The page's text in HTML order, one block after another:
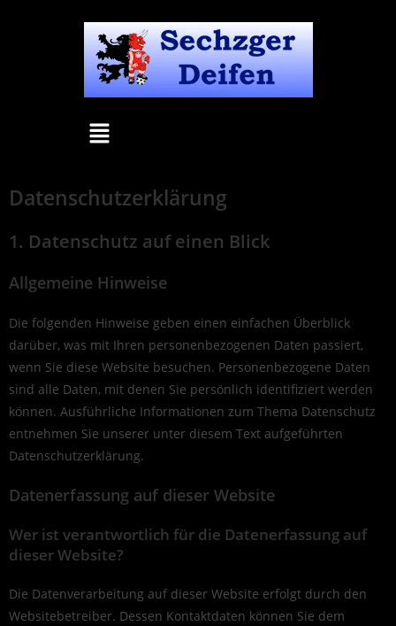
Datenschutz­erklärung
1. Datenschutz auf einen Blick
Allgemeine Hinweise
Die folgenden Hinweise geben einen einfachen Überblick
darüber, was mit Ihren personenbezogenen Daten passiert,
wenn Sie diese Website besuchen. Personenbezogene Daten
sind alle Daten, mit denen Sie persönlich identifiziert werden
können. Ausführliche Informationen zum Thema Datenschutz
entnehmen Sie unserer unter diesem Text aufgeführten
Datenschutzerklärung.
Datenerfassung auf dieser Website
Wer ist verantwortlich für die Datenerfassung auf
dieser Website?
Die Datenverarbeitung auf dieser Website erfolgt durch den
Websitebetreiber. Dessen Kontaktdaten können Sie dem